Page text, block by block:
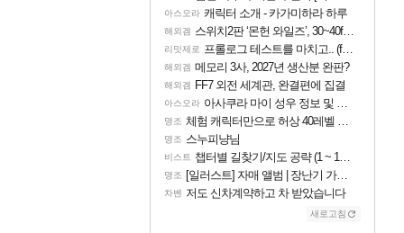
아스오라 캐릭터 소개 - 카가미하라 하루
해외겜 스위치2판 ‘몬헌 와일즈’, 30~40fps 목표 추정
리밋제로 프롤로그 테스트를 마치고.. (feat. 리아)
해외겜 메모리 3사, 2027년 생산분 완판?
해외겜 FF7 외전 세계관, 완결편에 집결
아스오라 아사쿠라 마이 성우 정보 및 주요 필모
명조 체험 캐릭터만으로 허상 40레벨 하이와티아 5분 컷!｜에이메스·린네·모니에 명함
명조 스누피냥님
비스트 챕터별 길찾기/지도 공략 (1 ~ 12장)
명조 [일러스트] 자매 앨범 | 장난기 가득한 오후의 공원 (리메이크판)
차벤 저도 신차계약하고 차 받았습니다
새로고침